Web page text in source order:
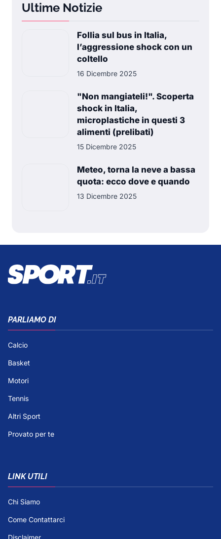
Ultime Notizie
Follia sul bus in Italia,
l’aggressione shock con un
coltello
16 Dicembre 2025
"Non mangiateli!". Scoperta
shock in Italia,
microplastiche in questi 3
alimenti (prelibati)
15 Dicembre 2025
Meteo, torna la neve a bassa
quota: ecco dove e quando
13 Dicembre 2025
PARLIAMO DI
Calcio
Basket
Motori
Tennis
Altri Sport
Provato per te
LINK UTILI
Chi Siamo
Come Contattarci
Disclaimer